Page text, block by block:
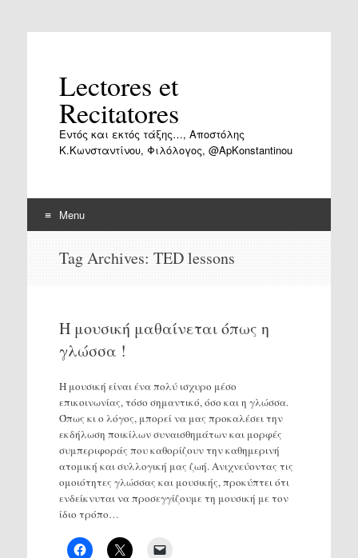
Lectores et
Recitatores
Εντός και εκτός τάξης…, Αποστόλης
Κ.Κωνσταντίνου, Φιλόλογος, @ApKonstantinou
Menu
Tag Archives: TED lessons
Η μουσική μαθαίνεται όπως η
γλώσσα !
Η μουσική είναι ένα πολύ ισχυρο μέσο
επικοινωνίας, τόσο σημαντικό, όσο και η γλώσσα.
Όπως κι ο λόγος, μπορεί να μας προκαλέσει την
εκδήλωση ποικίλων συναισθημάτων και μορφές
συμπεριφοράς που καθορίζουν την καθημερινή
ατομική και συλλογική μας ζωή. Ανιχνεύοντας τις
ομοιότητες γλώσσας και μουσικής, προκύπτει ότι
ενδείκνυται να προσεγγίζουμε τη μουσική με τον
ίδιο τρόπο…